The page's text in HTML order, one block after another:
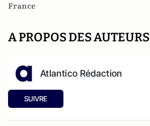
France
A PROPOS DES AUTEURS
Atlantico Rédaction
SUIVRE